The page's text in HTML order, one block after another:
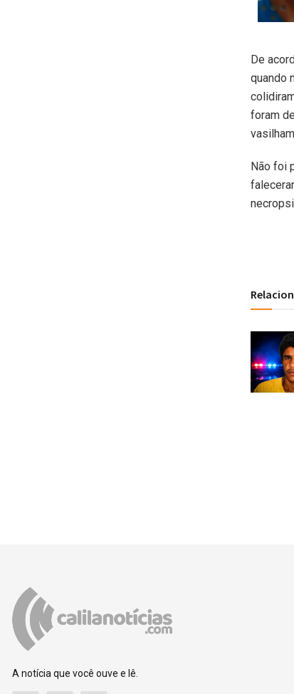
De
quando
foram
Não foi
A notícia que você ouve e lê.